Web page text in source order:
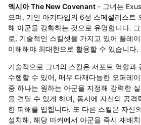
엑시아 The New Covenant- 그녀는
으며, 기인 아키타입의 6성 스페셜리스트
해 아군을 강화하는 것으로 유명합니다.
로, 기술적인 스킬셋을 가지고 있어 플레
이해해야 최대한으로 활용할 수 있습니다.
기술적으로 그녀의 스킬은 서포트 역할과
수행할 수 있어, 매우 다재다능한 오퍼레
중 하나는 원하는 아군을 지정해 강력한
을 견딜 수 있게 하며, 동시에 자신의 공격
한 피해를 입힙니다. 또 다른 스킬은 자신
설치해, 해당 마커에서 아군을 즉시 재배